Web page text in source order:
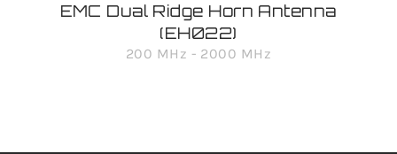
EMC Dual Ridge Horn Antenna
(EH022)
200 MHz - 2000 MHz